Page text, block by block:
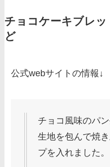
チョコケーキブレ
ど
公式webサイトの情報↓
チョコ風味のパ
生地を包んで焼
プを入れました。